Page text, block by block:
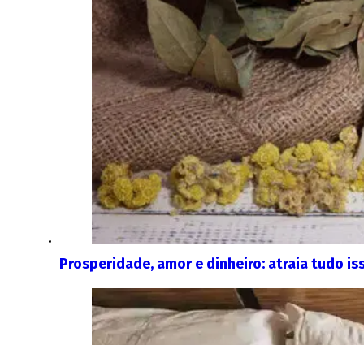
Prosperidade, amor e dinheiro: atraia tudo